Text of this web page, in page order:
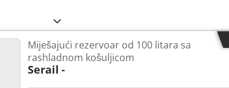
Miješajući rezervoar od 100 litara sa
rashladnom košuljicom
Serail -